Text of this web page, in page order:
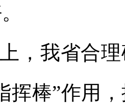
，我省合
挥棒”作用